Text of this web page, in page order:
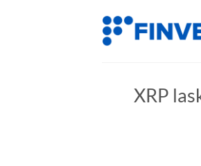
XRP